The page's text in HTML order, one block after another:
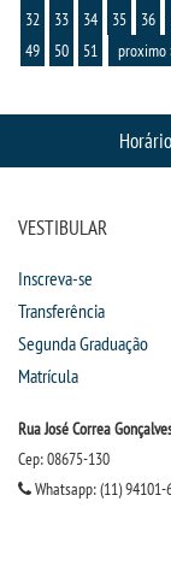
32
33 34 35 36
49
50 51 proximo
VESTIBULAR
Inscreva-se
Transferência
Segunda Graduação
Matrícula
Rua José Correa
Cep: 08675-130
Whatsapp: (11) 94101-